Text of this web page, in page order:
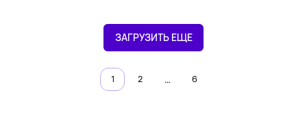
ЗАГРУЗИТЬ ЕЩЕ
1 2 … 6